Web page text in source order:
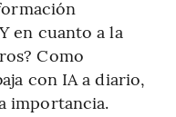
en cuanto a la
Como
con IA a diario,
importancia.